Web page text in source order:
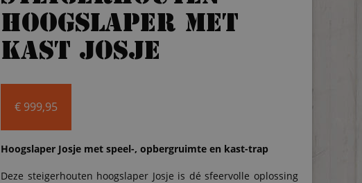
hoogslaper met
kast Josje
€ 999,95
Hoogslaper Josje met speel-, opbergruimte en kast-trap
Deze steigerhouten hoogslaper Josje is dé sfeervolle oplossing